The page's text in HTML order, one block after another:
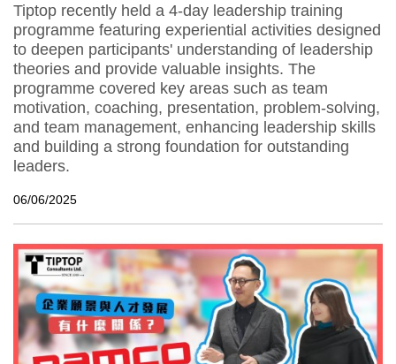
Tiptop recently held a 4-day leadership training
programme featuring experiential activities designed
to deepen participants' understanding of leadership
theories and provide valuable insights. The
programme covered key areas such as team
motivation, coaching, presentation, problem-solving,
and team management, enhancing leadership skills
and building a strong foundation for outstanding
leaders.
06/06/2025